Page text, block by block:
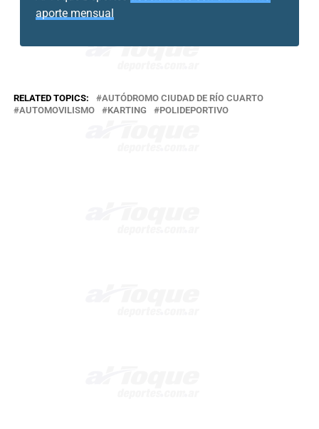
aporte mensual
RELATED TOPICS:
AUTÓDROMO CIUDAD DE RÍO CUARTO
AUTOMOVILISMO
KARTING POLIDEPORTIVO